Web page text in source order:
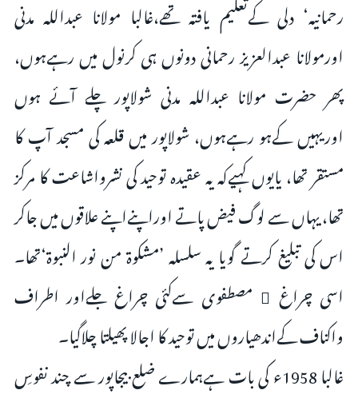
رحمانیہ‘ دلی کےتعلیم یافتہ تھے،غالبا مولانا عبداللہ مدنی
اورمولانا عبدالعزیز رحمانی دونوں ہی کرنول میں رہےہوں،
پھر حضرت مولانا عبداللہ مدنی شولاپور چلے آئے ہوں
اوریہیں کےہو رہےہوں، شولاپور میں قلعہ کی مسجد آپ کا
مستقر تھا، یایوں کہیےکہ یہ عقیدہ توحید کی نشرواشاعت کا مرکز
تھا، یہاں سے لوگ فیض پاتے اوراپنےاپنے علاقوں میں جاکر
اس کی تبلیغ کرتے گویا یہ سلسلہ ’مشکوة من نور النبوۃ‘تھا۔
اسی چراغ ِ مصطفوی سےکئی چراغ جلےاور اطراف
واکناف کےاندھیاروں میں توحید کا اجالا پھیلتا چلاگیا۔
غالبا 1958ء کی بات ہےہمارے ضلع بیجاپور سے چند نفوسِ